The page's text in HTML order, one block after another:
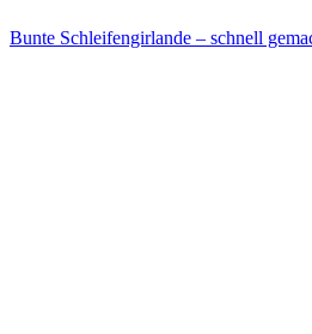
Bunte Schleifengirlande – schnell